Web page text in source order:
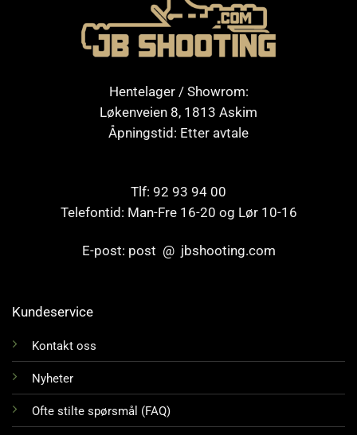
Hentelager / Showrom:
Løkenveien 8, 1813 Askim
Åpningstid: Etter avtale
Tlf: 92 93 94 00
Telefontid: Man-Fre 16-20 og Lør 10-16
E-post: post @ jbshooting.com
Kundeservice
Kontakt oss
Nyheter
Ofte stilte spørsmål (FAQ)